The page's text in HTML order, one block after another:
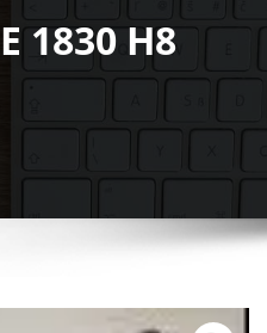
1830 H8